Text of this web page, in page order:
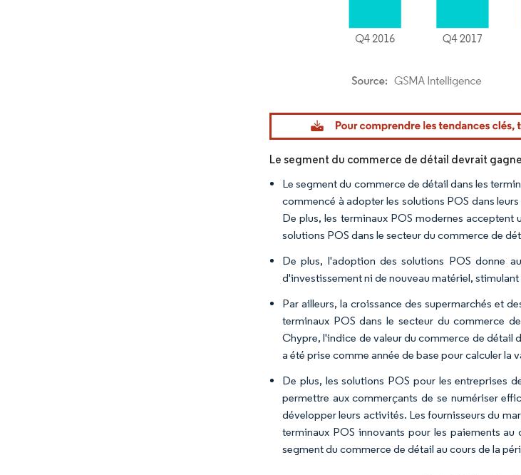
Image © Mordor Intelligence. La réutilisation nécessite une
Le segment du commerce de détail devrait
Le segment du commerce de détail dans les
commencé à adopter les solutions POS dans
De plus, les terminaux POS modernes
solutions POS dans le secteur du commerce de
De plus, l'adoption des solutions POS donne
d'investissement ni de nouveau matériel,
Par ailleurs, la croissance des supermarchés et
terminaux POS dans le secteur du commerce
Chypre, l'indice de valeur du commerce de détail
a été prise comme année de base pour calculer la
De plus, les solutions POS pour les entreprises
permettre aux commerçants de se numériser
développer leurs activités. Les fournisseurs du
terminaux POS innovants pour les paiements
segment du commerce de détail au cours de la